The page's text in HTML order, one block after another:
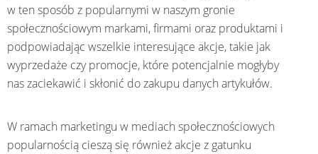
w ten sposób z popularnymi w naszym gronie
społecznościowym markami, firmami oraz produktami i
podpowiadając wszelkie interesujące akcje, takie jak
wyprzedaże czy promocje, które potencjalnie mogłyby
nas zaciekawić i skłonić do zakupu danych artykułów.
W ramach marketingu w mediach społecznościowych
popularnością cieszą się również akcje z gatunku